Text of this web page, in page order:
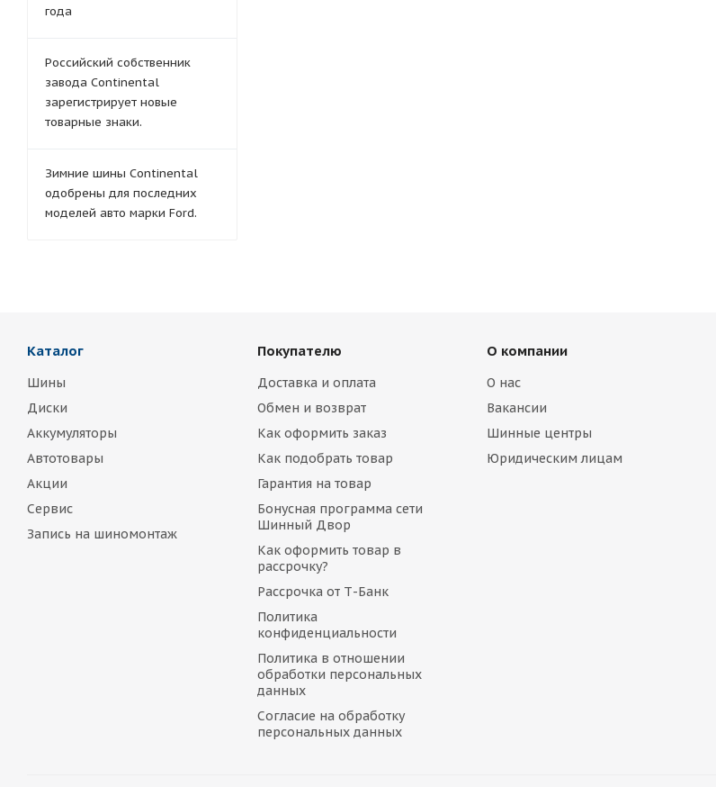
года
Российский собственник
завода Continental
зарегистрирует новые
товарные знаки.
Зимние шины Continental
одобрены для последних
моделей авто марки Ford.
Каталог
Шины
Диски
Аккумуляторы
Автотовары
Акции
Сервис
Запись на шиномонтаж
Покупателю
Доставка и оплата
Обмен и возврат
Как оформить заказ
Как подобрать товар
Гарантия на товар
Бонусная программа сети
Шинный Двор
Как оформить товар в
рассрочку?
Рассрочка от Т-Банк
Политика
конфиденциальности
Политика в отношении
обработки персональных
данных
Согласие на обработку
персональных данных
О компании
О нас
Вакансии
Шинные центры
Юридическим лицам